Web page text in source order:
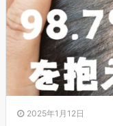
2025年1月12日